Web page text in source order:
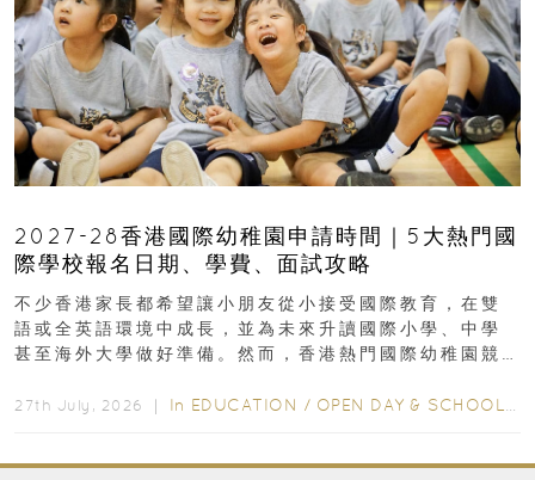
2027-28香港國際幼稚園申請時間｜5大熱門國
際學校報名日期、學費、面試攻略
不少香港家長都希望讓小朋友從小接受國際教育，在雙
語或全英語環境中成長，並為未來升讀國際小學、中學
甚至海外大學做好準備。然而，香港熱門國際幼稚園競
27th July, 2026 ｜ In EDUCATION / OPEN DAY & SCHOOL EVENTS